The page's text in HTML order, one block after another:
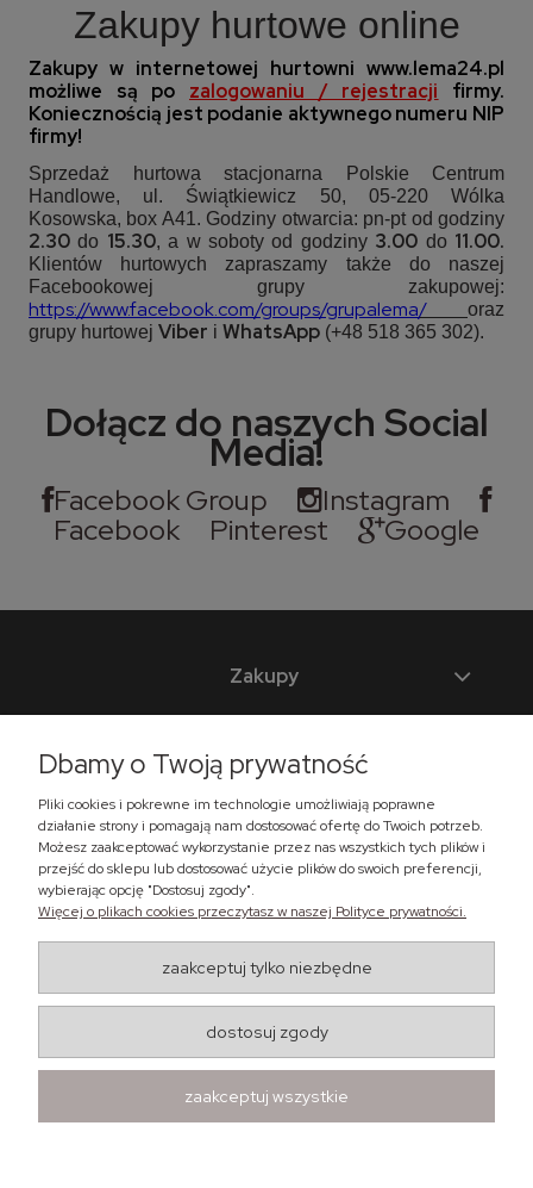
Zakupy hurtowe online
Zakupy w internetowej hurtowni www.lema24.pl
możliwe są po zalogowaniu / rejestracji firmy.
Koniecznością jest podanie aktywnego numeru NIP
firmy!
Sprzedaż hurtowa stacjonarna Polskie Centrum
Handlowe, ul. Świątkiewicz 50, 05-220 Wólka
Kosowska, box A41. Godziny otwarcia: pn-pt od godziny
2.30 do 15.30, a w soboty od godziny 3.00 do 11.00.
Klientów hurtowych zapraszamy także do naszej
Facebookowej grupy zakupowej:
https://www.facebook.com/groups/grupalema/
oraz
grupy hurtowej Viber i WhatsApp (+48 518 365 302).
Dołącz do naszych Social
Media!
Facebook Group
Instagram
Facebook
Pinterest Google
Zakupy
Informacje
Punkty handlowe
Zadzwoń do nas
+48 518 365 302
sklep@lema24.pl
Znajdź nas
Ul. Świątkiewicz 50, box A41
Dbamy o Twoją prywatność
Pliki cookies i pokrewne im technologie umożliwiają poprawne
działanie strony i pomagają nam dostosować ofertę do Twoich potrzeb.
Możesz zaakceptować wykorzystanie przez nas wszystkich tych plików i
przejść do sklepu lub dostosować użycie plików do swoich preferencji,
wybierając opcję "Dostosuj zgody".
Więcej o plikach cookies przeczytasz w naszej Polityce prywatności.
zaakceptuj tylko niezbędne
dostosuj zgody
zaakceptuj wszystkie